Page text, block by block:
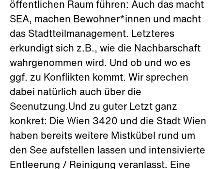
öffentlichen Raum führen: Auch das macht
SEA, machen Bewohner*innen und macht
das Stadtteilmanagement. Letzteres
erkundigt sich z.B., wie die Nachbarschaft
wahrgenommen wird. Und ob und wo es
ggf. zu Konflikten kommt. Wir sprechen
dabei natürlich auch über die
Seenutzung.Und zu guter Letzt ganz
konkret: Die Wien 3420 und die Stadt Wien
haben bereits weitere Mistkübel rund um
den See aufstellen lassen und intensivierte
Entleerung / Reinigung veranlasst. Eine